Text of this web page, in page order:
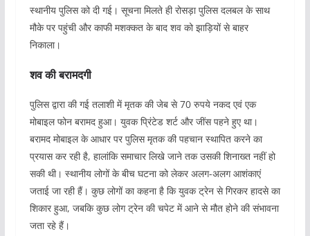
स्थानीय पुलिस को दी गई। सूचना मिलते ही रोसड़ा पुलिस दलबल के साथ
मौके पर पहुंची और काफी मशक्कत के बाद शव को झाड़ियों से बाहर
निकाला।
शव की बरामदगी
पुलिस द्वारा की गई तलाशी में मृतक की जेब से 70 रुपये नकद एवं एक
मोबाइल फोन बरामद हुआ। युवक प्रिंटेड शर्ट और जींस पहने हुए था।
बरामद मोबाइल के आधार पर पुलिस मृतक की पहचान स्थापित करने का
प्रयास कर रही है, हालांकि समाचार लिखे जाने तक उसकी शिनाख्त नहीं हो
सकी थी। स्थानीय लोगों के बीच घटना को लेकर अलग-अलग आशंकाएं
जताई जा रही हैं। कुछ लोगों का कहना है कि युवक ट्रेन से गिरकर हादसे का
शिकार हुआ, जबकि कुछ लोग ट्रेन की चपेट में आने से मौत होने की संभावना
जता रहे हैं।